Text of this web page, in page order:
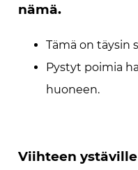
nämä.
Tämä on täysin
Pystyt poimia
huoneen.
Viihteen